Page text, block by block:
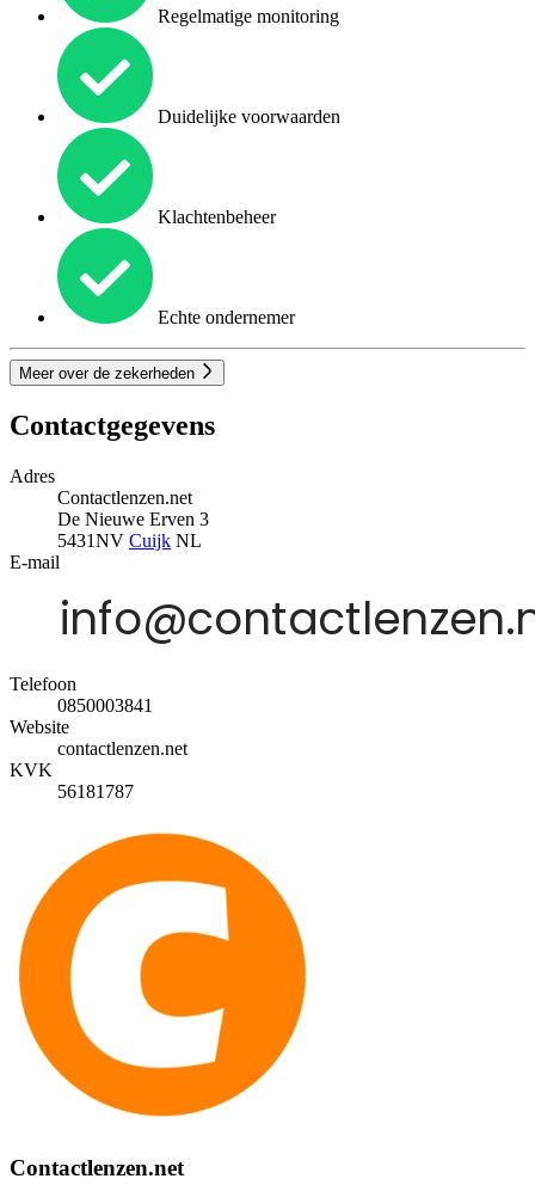
Regelmatige monitoring
Duidelijke voorwaarden
Klachtenbeheer
Echte ondernemer
Meer over de zekerheden
Contactgegevens
Adres
Contactlenzen.net
De Nieuwe Erven 3
5431NV Cuijk NL
E-mail
Telefoon
0850003841
Website
contactlenzen.net
KVK
56181787
Contactlenzen.net